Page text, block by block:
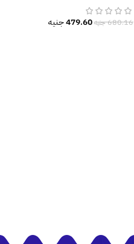
680.16جنيه479.60جنيه